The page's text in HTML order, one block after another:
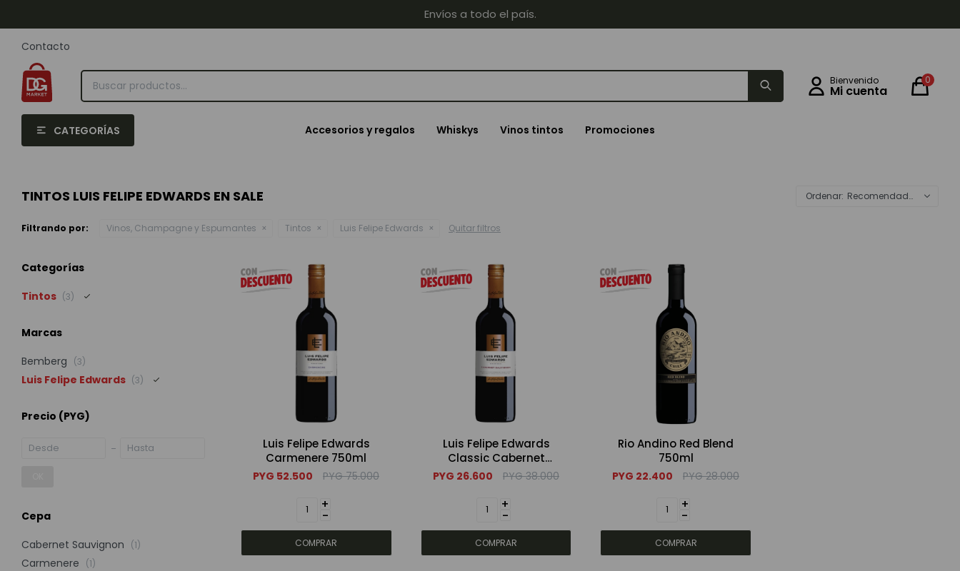
Envíos a todo el país.
CATEGORÍAS Accesorios y regalos Whiskys Vinos tintos Promociones
0
Contacto
TINTOS LUIS FELIPE EDWARDS EN SALE Recomendados
Filtrando por: Vinos, Champagne y Espumantes Tintos Luis Felipe Edwards Quitar filtros
Luis Felipe Edwards
Carmenere 750ml
PYG 52.500 PYG 75.000
+
-
Luis Felipe Edwards
Classic Cabernet
Sauvignon 750ml
PYG 26.600 PYG 38.000
+
-
Rio Andino Red Blend
750ml
PYG 22.400 PYG 28.000
+
-
Categorías
Tintos (3)
Marcas
Bemberg
(3)
Luis Felipe Edwards (3)
Precio (PYG)
Cepa
Cabernet Sauvignon
(1)
Carmenere (1)